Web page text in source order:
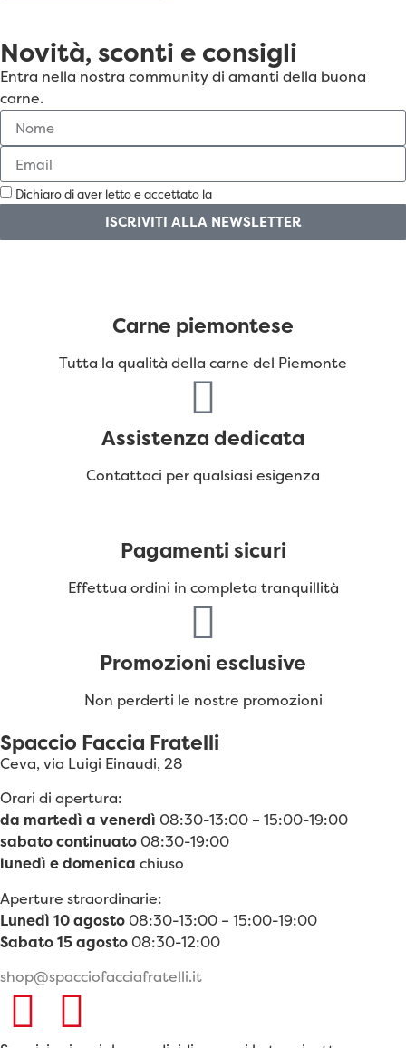
Novità, sconti e consigli
Entra nella nostra community di amanti della buona
carne.
Dichiaro di aver letto e accettato la
ISCRIVITI ALLA NEWSLETTER
Carne piemontese
Tutta la qualità della carne del Piemonte
Assistenza dedicata
Contattaci per qualsiasi esigenza
Pagamenti sicuri
Effettua ordini in completa tranquillità
Promozioni esclusive
Non perderti le nostre promozioni
Spaccio Faccia Fratelli
Ceva, via Luigi Einaudi, 28
Orari di apertura:
da martedì a venerdì 08:30-13:00 – 15:00-19:00
sabato continuato 08:30-19:00
lunedì e domenica chiuso
Aperture straordinarie:
Lunedì 10 agosto 08:30-13:00 – 15:00-19:00
Sabato 15 agosto 08:30-12:00
shop@spacciofacciafratelli.it